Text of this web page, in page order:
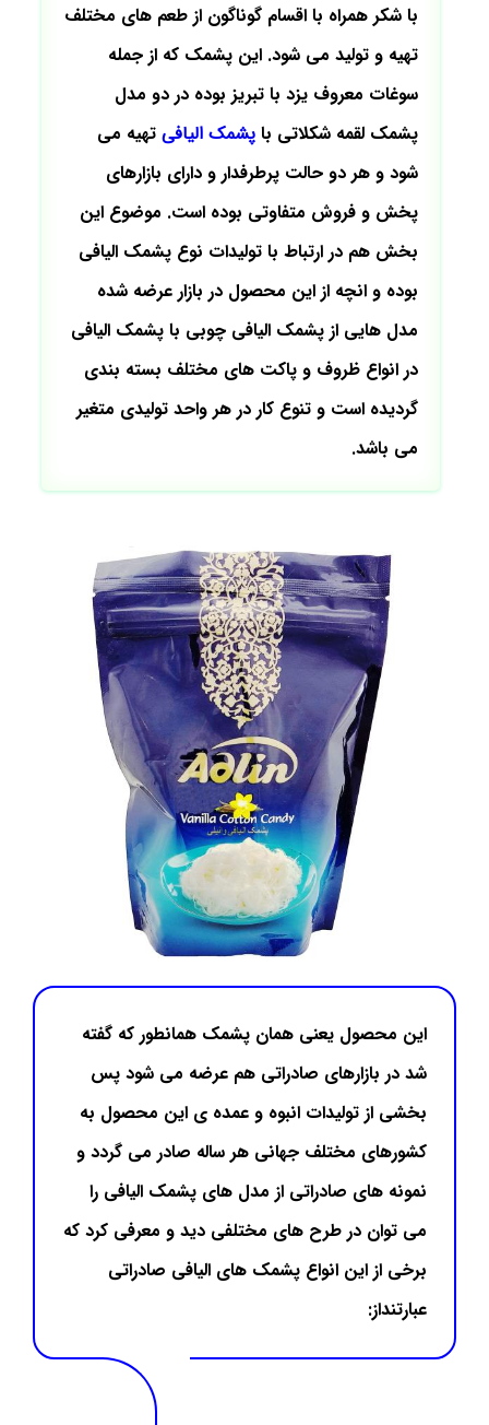
با شکر همراه با اقسام گوناگون از طعم های مختلف
تهیه و تولید می شود. این پشمک که از جمله
سوغات معروف یزد با تبریز بوده در دو مدل
پشمک لقمه شکلاتی با پشمک الیافی تهیه می
شود و هر دو حالت پرطرفدار و دارای بازارهای
پخش و فروش متفاوتی بوده است. موضوع این
بخش هم در ارتباط با تولیدات نوع پشمک الیافی
بوده و انچه از این محصول در بازار عرضه شده
مدل هایی از پشمک الیافی چوبی با پشمک الیافی
در انواع ظروف و پاکت های مختلف بسته بندی
گردیده است و تنوع کار در هر واحد تولیدی متغیر
می باشد.
این محصول یعنی همان پشمک همانطور که گفته
شد در بازارهای صادراتی هم عرضه می شود پس
بخشی از تولیدات انبوه و عمده ی این محصول به
کشورهای مختلف جهانی هر ساله صادر می گردد و
نمونه های صادراتی از مدل های پشمک الیافی را
می توان در طرح های مختلفی دید و معرفی کرد که
برخی از این انواع پشمک های الیافی صادراتی
عبارتنداز: